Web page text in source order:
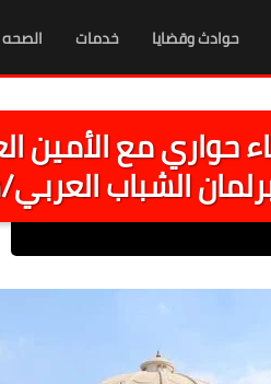
حوادث وقضايا خدمات
حواري مع
الشباب